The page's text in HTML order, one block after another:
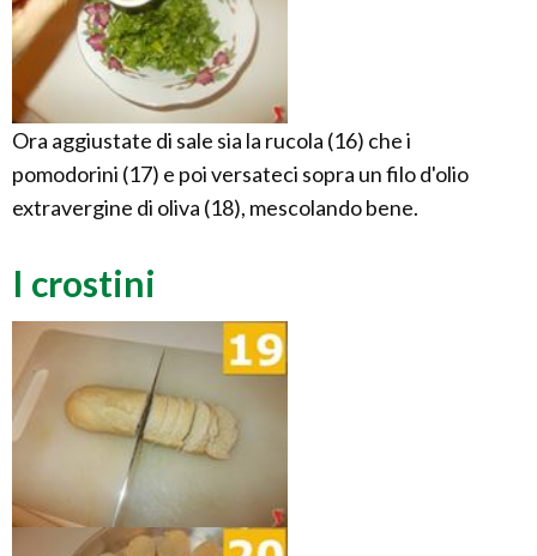
Ora aggiustate di sale sia la rucola (16) che i
pomodorini (17) e poi versateci sopra un filo d'olio
extravergine di oliva (18), mescolando bene.
I crostini